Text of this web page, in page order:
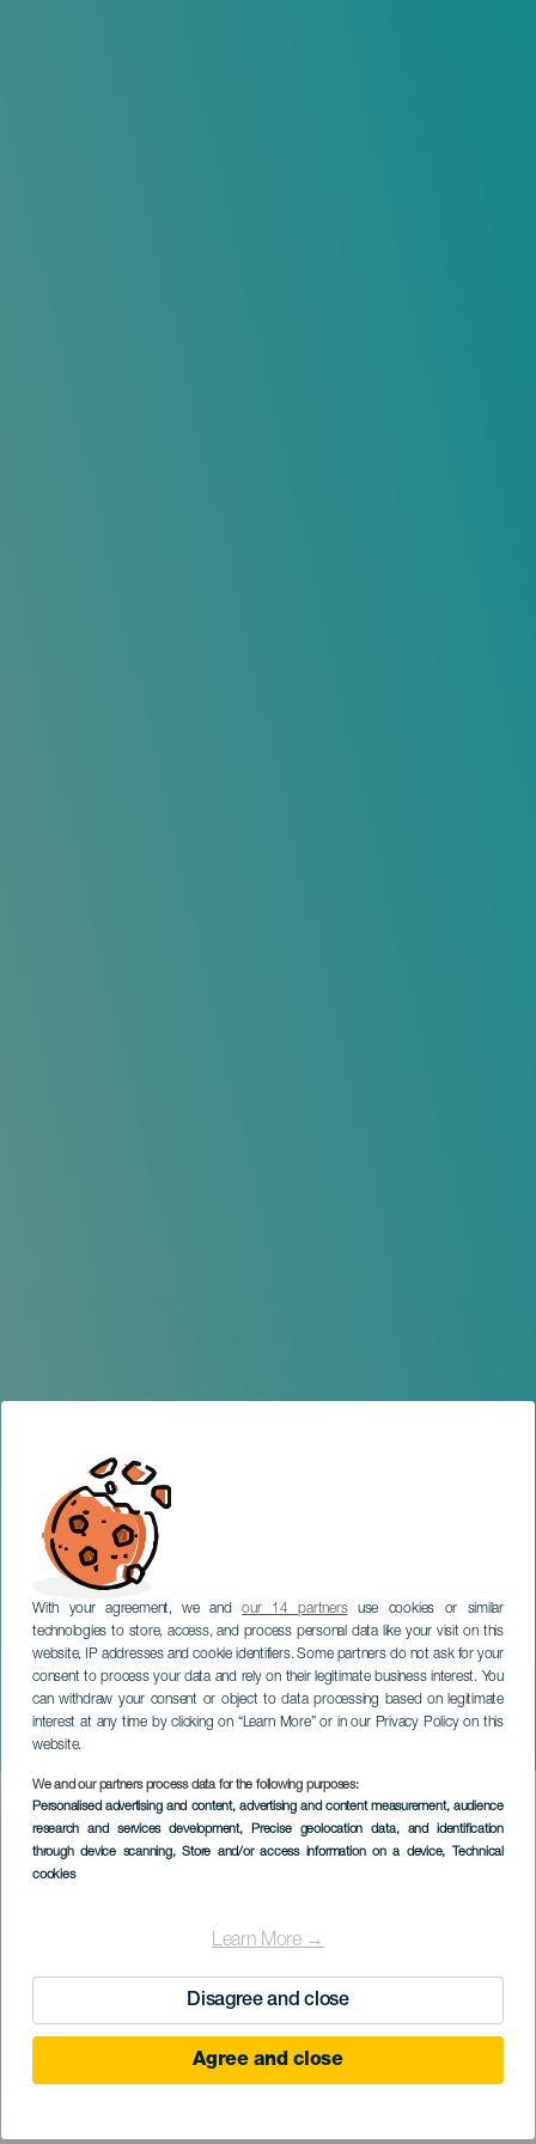
With your agreement, we andour 14 partnersuse cookies or similar
technologies to store, access, and process personal data like your visit on this
website, IP addresses and cookie identifiers. Some partners do not ask for your
consent to process your data and rely on their legitimate business interest. You
can withdraw your consent or object to data processing based on legitimate
interest at any time by clicking on “Learn More” or in our Privacy Policy on this
website.
We and our partners process data for the following purposes:
Personalised advertising and content, advertising and content measurement, audience
research and services development, Precise geolocation data, and identification
through device scanning, Store and/or access information on a device, Technical
cookies
Learn More →
Disagree and close
Agree and close
DN7 Festival Vol.3
GRAN CANARIA
Imagen
Listado